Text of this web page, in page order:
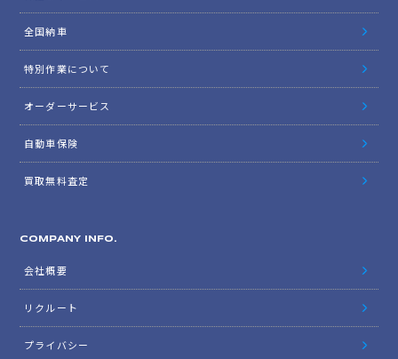
全国納車
特別作業について
オーダーサービス
自動車保険
買取無料査定
COMPANY INFO.
会社概要
リクルート
プライバシー